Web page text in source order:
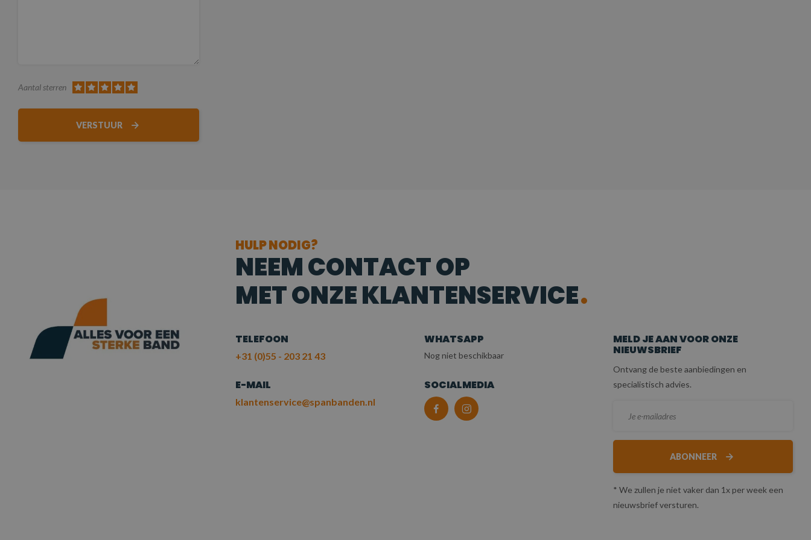
Aantal sterren
VERSTUUR
HULP NODIG?
NEEM CONTACT OP
MET ONZE KLANTENSERVICE
TELEFOON
+31 (0)55 - 203 21 43
WHATSAPP
Nog niet beschikbaar
E-MAIL
klantenservice@spanbanden.nl
SOCIALMEDIA
MELD JE AAN VOOR ONZE
NIEUWSBRIEF
Ontvang de beste aanbiedingen en
specialistisch advies.
ABONNEER
* We zullen je niet vaker dan 1x per week een
nieuwsbrief versturen.